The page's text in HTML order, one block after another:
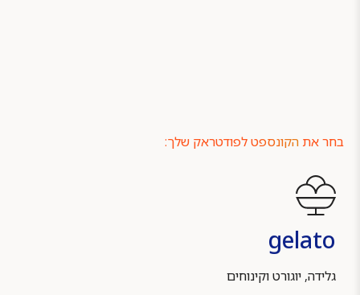
בחר את הקונספטלפודטראק שלך:
gelato
גלידה, יוגורט וקינוחים